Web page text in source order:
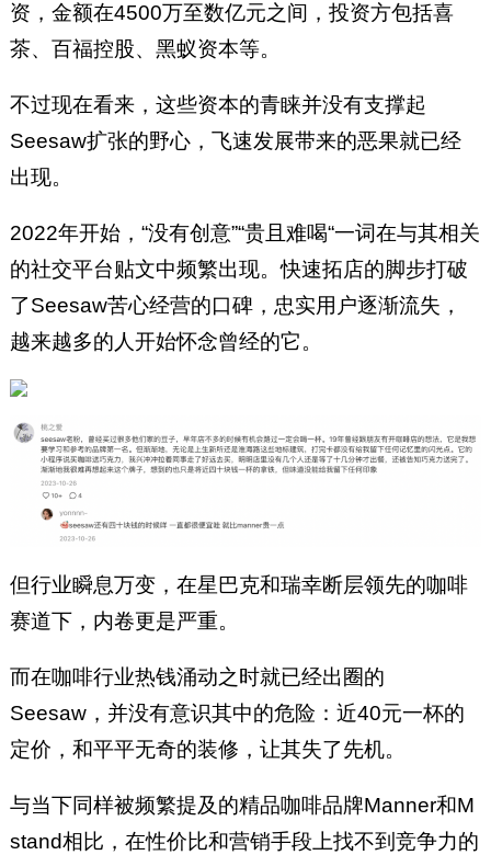
资，金额在4500万至数亿元之间，投资方包括喜
茶、百福控股、黑蚁资本等。
不过现在看来，这些资本的青睐并没有支撑起
Seesaw扩张的野心，飞速发展带来的恶果就已经
出现。
2022年开始，“没有创意”“贵且难喝“一词在与其相关
的社交平台贴文中频繁出现。快速拓店的脚步打破
了Seesaw苦心经营的口碑，忠实用户逐渐流失，
越来越多的人开始怀念曾经的它。
但行业瞬息万变，在星巴克和瑞幸断层领先的咖啡
赛道下，内卷更是严重。
而在咖啡行业热钱涌动之时就已经出圈的
Seesaw，并没有意识其中的危险：近40元一杯的
定价，和平平无奇的装修，让其失了先机。
与当下同样被频繁提及的精品咖啡品牌Manner和M
stand相比，在性价比和营销手段上找不到竞争力的